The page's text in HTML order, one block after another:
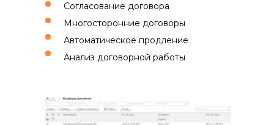
Согласование договора
Многосторонние договоры
Автоматическое продление
Анализ договорной работы